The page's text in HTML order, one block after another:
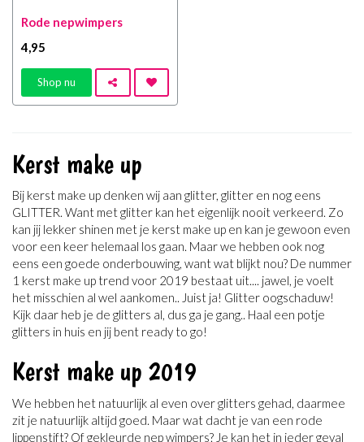
Rode nepwimpers
4 ,95
Shop nu
Kerst make up
Bij kerst make up denken wij aan glitter, glitter en nog eens
GLITTER. Want met glitter kan het eigenlijk nooit verkeerd. Zo
kan jij lekker shinen met je kerst make up en kan je gewoon even
voor een keer helemaal los gaan. Maar we hebben ook nog
eens een goede onderbouwing, want wat blijkt nou? De nummer
1 kerst make up trend voor 2019 bestaat uit.... jawel, je voelt
het misschien al wel aankomen.. Juist ja! Glitter oogschaduw!
Kijk daar heb je de glitters al, dus ga je gang.. Haal een potje
glitters in huis en jij bent ready to go!
Kerst make up 2019
We hebben het natuurlijk al even over glitters gehad, daarmee
zit je natuurlijk altijd goed. Maar wat dacht je van een rode
lippenstift? Of gekleurde nep wimpers? Je kan het in ieder geval